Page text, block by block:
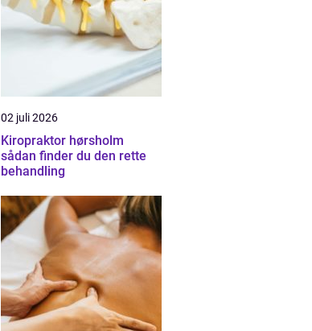
02 juli 2026
Kiropraktor hørsholm
sådan finder du den rette
behandling